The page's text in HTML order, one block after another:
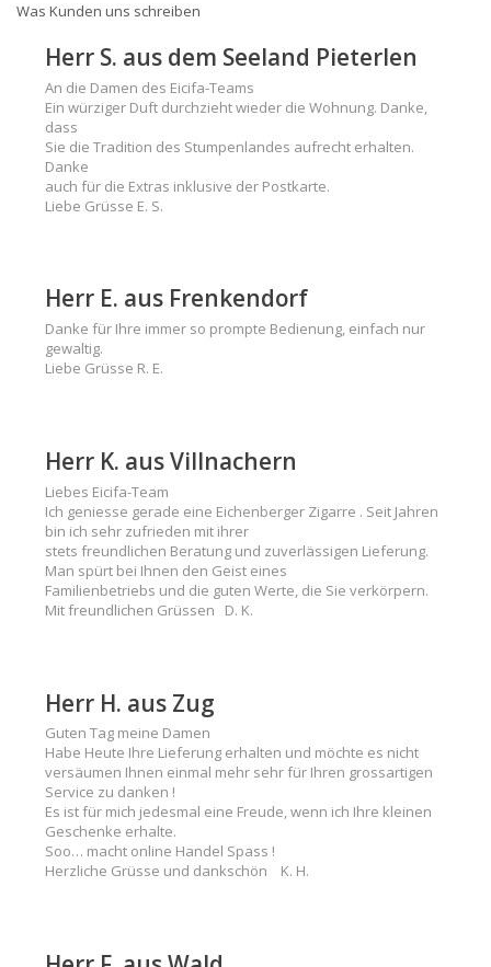
Was Kunden uns schreiben
Herr S. aus dem Seeland Pieterlen
An die Damen des Eicifa-Teams
Ein würziger Duft durchzieht wieder die Wohnung. Danke,
dass
Sie die Tradition des Stumpenlandes aufrecht erhalten.
Danke
auch für die Extras inklusive der Postkarte.
Liebe Grüsse E. S.
Herr E. aus Frenkendorf
Danke für Ihre immer so prompte Bedienung, einfach nur
gewaltig.
Liebe Grüsse R. E.
Herr K. aus Villnachern
Liebes Eicifa-Team
Ich geniesse gerade eine Eichenberger Zigarre . Seit Jahren
bin ich sehr zufrieden mit ihrer
stets freundlichen Beratung und zuverlässigen Lieferung.
Man spürt bei Ihnen den Geist eines
Familienbetriebs und die guten Werte, die Sie verkörpern.
Mit freundlichen Grüssen D. K.
Herr H. aus Zug
Guten Tag meine Damen
Habe Heute Ihre Lieferung erhalten und möchte es nicht
versäumen Ihnen einmal mehr sehr für Ihren grossartigen
Service zu danken !
Es ist für mich jedesmal eine Freude, wenn ich Ihre kleinen
Geschenke erhalte.
Soo… macht online Handel Spass !
Herzliche Grüsse und dankschön K. H.